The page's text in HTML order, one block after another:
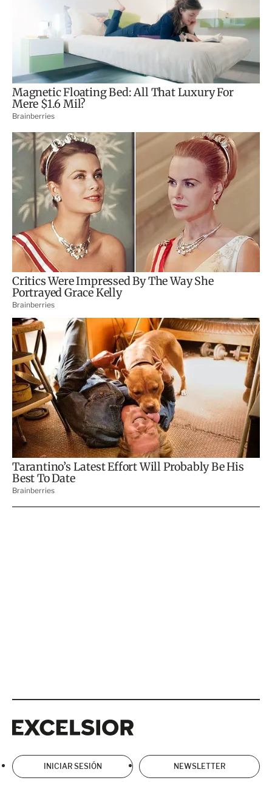
INICIAR SESIÓN NEWSLETTER